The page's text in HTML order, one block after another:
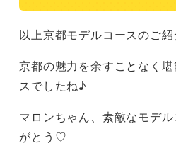
以上京都モデルコースのご
京都の魅力を余すことなく
スでしたね♪
マロンちゃん、素敵なモデ
がとう♡